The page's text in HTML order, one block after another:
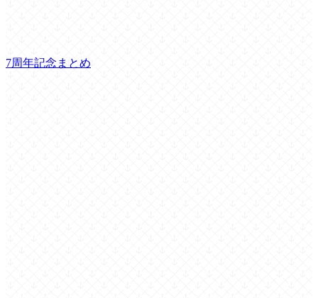
7周年記念まとめ